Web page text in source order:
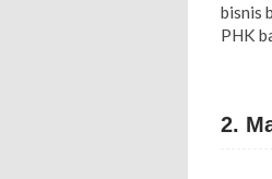
bisnis
PHK
2.